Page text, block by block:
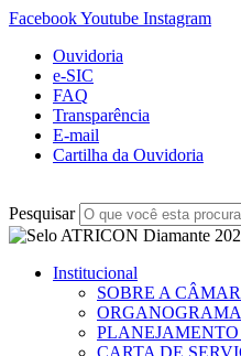
FacebookYoutube Instagram
Ouvidoria
e-SIC
FAQ
Transparência
E-mail
Cartilha da Ouvidoria
Pesquisar
Institucional
SOBRE A
ORGANOGRAMA
CARTA DE